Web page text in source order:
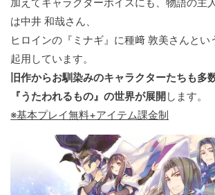
加えてキャラクターボイスにも、物語の主
は中井 和哉さん、
ヒロインの『ミナギ』に種﨑 敦美さんとい
起用しています。
旧作からお馴染みのキャラクターたちも多
『うたわれるもの』の世界が展開 します。
※基本プレイ無料+アイテム課金制